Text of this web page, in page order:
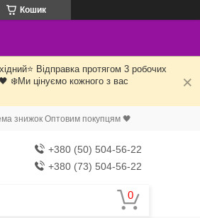
Кошик
Відправка протягом 3 робочих
❄️Ми цінуємо кожного з вас
знижок Оптовим покупцям 🖤
+380 (50) 504-56-22
+380 (73) 504-56-22